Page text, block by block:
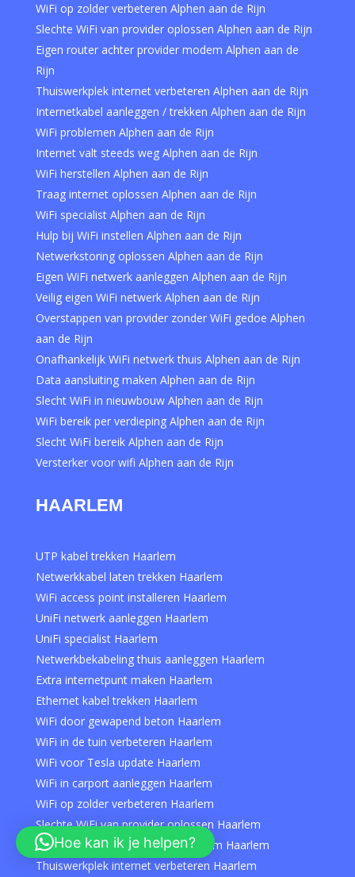
WiFi op zolder verbeteren Alphen aan de Rijn
Slechte WiFi van provider oplossen Alphen aan de Rijn
Eigen router achter provider modem Alphen aan de
Rijn
Thuiswerkplek internet verbeteren Alphen aan de Rijn
Internetkabel aanleggen / trekken Alphen aan de Rijn
WiFi problemen Alphen aan de Rijn
Internet valt steeds weg Alphen aan de Rijn
WiFi herstellen Alphen aan de Rijn
Traag internet oplossen Alphen aan de Rijn
WiFi specialist Alphen aan de Rijn
Hulp bij WiFi instellen Alphen aan de Rijn
Netwerkstoring oplossen Alphen aan de Rijn
Eigen WiFi netwerk aanleggen Alphen aan de Rijn
Veilig eigen WiFi netwerk Alphen aan de Rijn
Overstappen van provider zonder WiFi gedoe Alphen
aan de Rijn
Onafhankelijk WiFi netwerk thuis Alphen aan de Rijn
Data aansluiting maken Alphen aan de Rijn
Slecht WiFi in nieuwbouw Alphen aan de Rijn
WiFi bereik per verdieping Alphen aan de Rijn
Slecht WiFi bereik Alphen aan de Rijn
Versterker voor wifi Alphen aan de Rijn
HAARLEM
UTP kabel trekken Haarlem
Netwerkkabel laten trekken Haarlem
WiFi access point installeren Haarlem
UniFi netwerk aanleggen Haarlem
UniFi specialist Haarlem
Netwerkbekabeling thuis aanleggen Haarlem
Extra internetpunt maken Haarlem
Ethernet kabel trekken Haarlem
WiFi door gewapend beton Haarlem
WiFi in de tuin verbeteren Haarlem
WiFi voor Tesla update Haarlem
WiFi in carport aanleggen Haarlem
WiFi op zolder verbeteren Haarlem
Slechte WiFi van provider oplossen Haarlem
Eigen router achter provider modem Haarlem
Thuiswerkplek internet verbeteren Haarlem
Hoe kan ik je helpen?